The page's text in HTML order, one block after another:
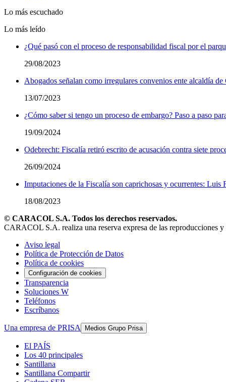
Lo más escuchado
Lo más leído
¿Qué pasó con el proceso de responsabilidad fiscal por el
29/08/2023
Abogados señalan como irregulares convenios ente alcaldía
13/07/2023
¿Cómo saber si tengo un proceso de embargo? Paso a paso
19/09/2024
Odebrecht: Fiscalía retiró escrito de acusación contra siete
26/09/2024
Imputaciones de la Fiscalía son caprichosas y ocurrentes: Luis
18/08/2023
© CARACOL S.A. Todos los derechos reservados.
CARACOL S.A. realiza una reserva expresa de las reproducciones y
Aviso legal
Política de Protección de Datos
Política de cookies
Configuración de cookies
Transparencia
Soluciones W
Teléfonos
Escríbanos
Una empresa de PRISA Medios Grupo Prisa
El PAÍS
Los 40 principales
Santillana
Santillana Compartir